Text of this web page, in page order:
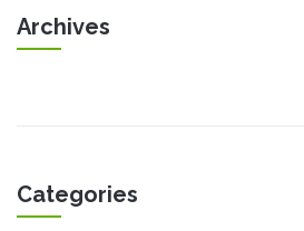
Archives
Categories